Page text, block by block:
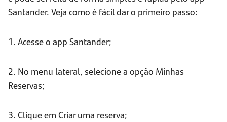
Santander. Veja como é fácil dar o primeiro passo:
1. Acesse o app Santander;
2. No menu lateral, selecione a opção Minhas
Reservas;
3. Clique em Criar uma reserva;